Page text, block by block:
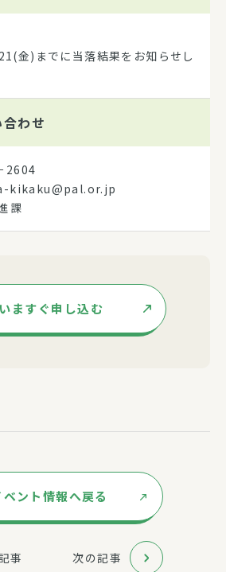
金)までに当落結果をお知らせし
わせ
2604
kikaku@pal.or.jp
課
いますぐ申し込む
ベント情報へ戻る
事 次の記事